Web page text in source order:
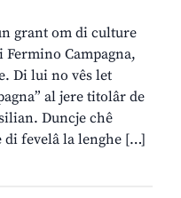
grant om di culture
Fermino Campagna,
Di lui no vês let
al jere titolâr de
Duncje chê
fevelâ la lenghe […]